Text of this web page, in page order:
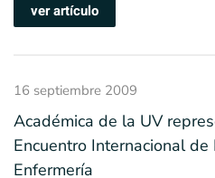
ver artículo
16 septiembre 2009
Académica de la UV
Encuentro Internacional
Enfermería